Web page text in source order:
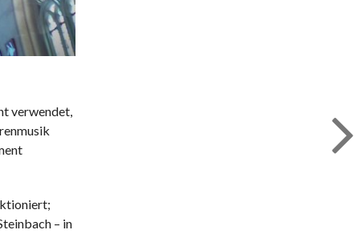
verwendet,
– in